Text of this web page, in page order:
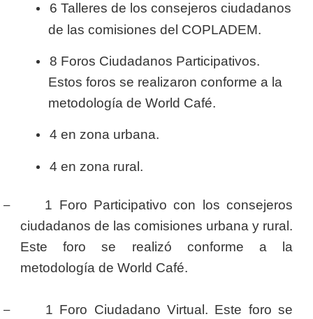
6 Talleres de los consejeros ciudadanos
de las comisiones del COPLADEM.
8 Foros Ciudadanos Participativos.
Estos foros se realizaron conforme a la
metodología de World Café.
4 en zona urbana.
4 en zona rural.
–
1 Foro Participativo con los consejeros
ciudadanos de las comisiones urbana y rural.
Este foro se realizó conforme a la
metodología de World Café.
–
1 Foro Ciudadano Virtual. Este foro se